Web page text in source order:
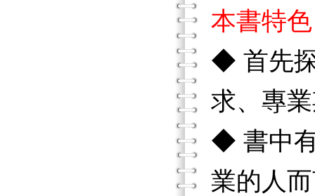
本書特
◆ 首先
求、專
◆ 書中
業的人